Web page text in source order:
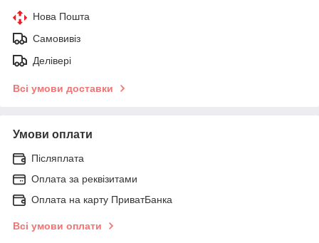
Нова Пошта
Самовивіз
Делівері
Всі умови доставки
Умови оплати
Післяплата
Оплата за реквізитами
Оплата на карту ПриватБанка
Всі умови оплати